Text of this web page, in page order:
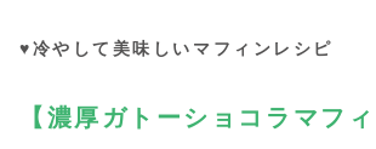
♥冷やして美味しいマフィンレシピ
【濃厚ガトーショコラマフィ